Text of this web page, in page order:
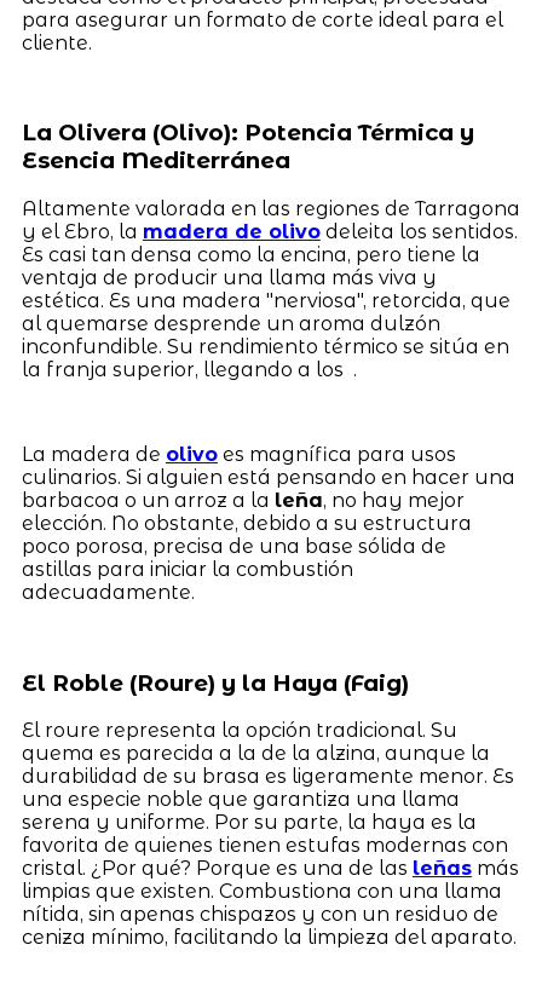
para asegurar un formato de corte ideal para el
cliente.
La Olivera (Olivo): Potencia Térmica y
Esencia Mediterránea
Altamente valorada en las regiones de Tarragona
y el Ebro, la madera de olivodeleita los sentidos.
Es casi tan densa como la encina, pero tiene la
ventaja de producir una llama más viva y
estética. Es una madera "nerviosa", retorcida, que
al quemarse desprende un aroma dulzón
inconfundible. Su rendimiento térmico se sitúa en
la franja superior, llegando a los .
La madera de olivoes magnífica para usos
culinarios. Si alguien está pensando en hacer una
barbacoa o un arroz a la leña, no hay mejor
elección. No obstante, debido a su estructura
poco porosa, precisa de una base sólida de
astillas para iniciar la combustión
adecuadamente.
El Roble (Roure) y la Haya (Faig)
El roure representa la opción tradicional. Su
quema es parecida a la de la alzina, aunque la
durabilidad de su brasa es ligeramente menor. Es
una especie noble que garantiza una llama
serena y uniforme. Por su parte, la haya es la
favorita de quienes tienen estufas modernas con
cristal. ¿Por qué? Porque es una de las leñasmás
limpias que existen. Combustiona con una llama
nítida, sin apenas chispazos y con un residuo de
ceniza mínimo, facilitando la limpieza del aparato.